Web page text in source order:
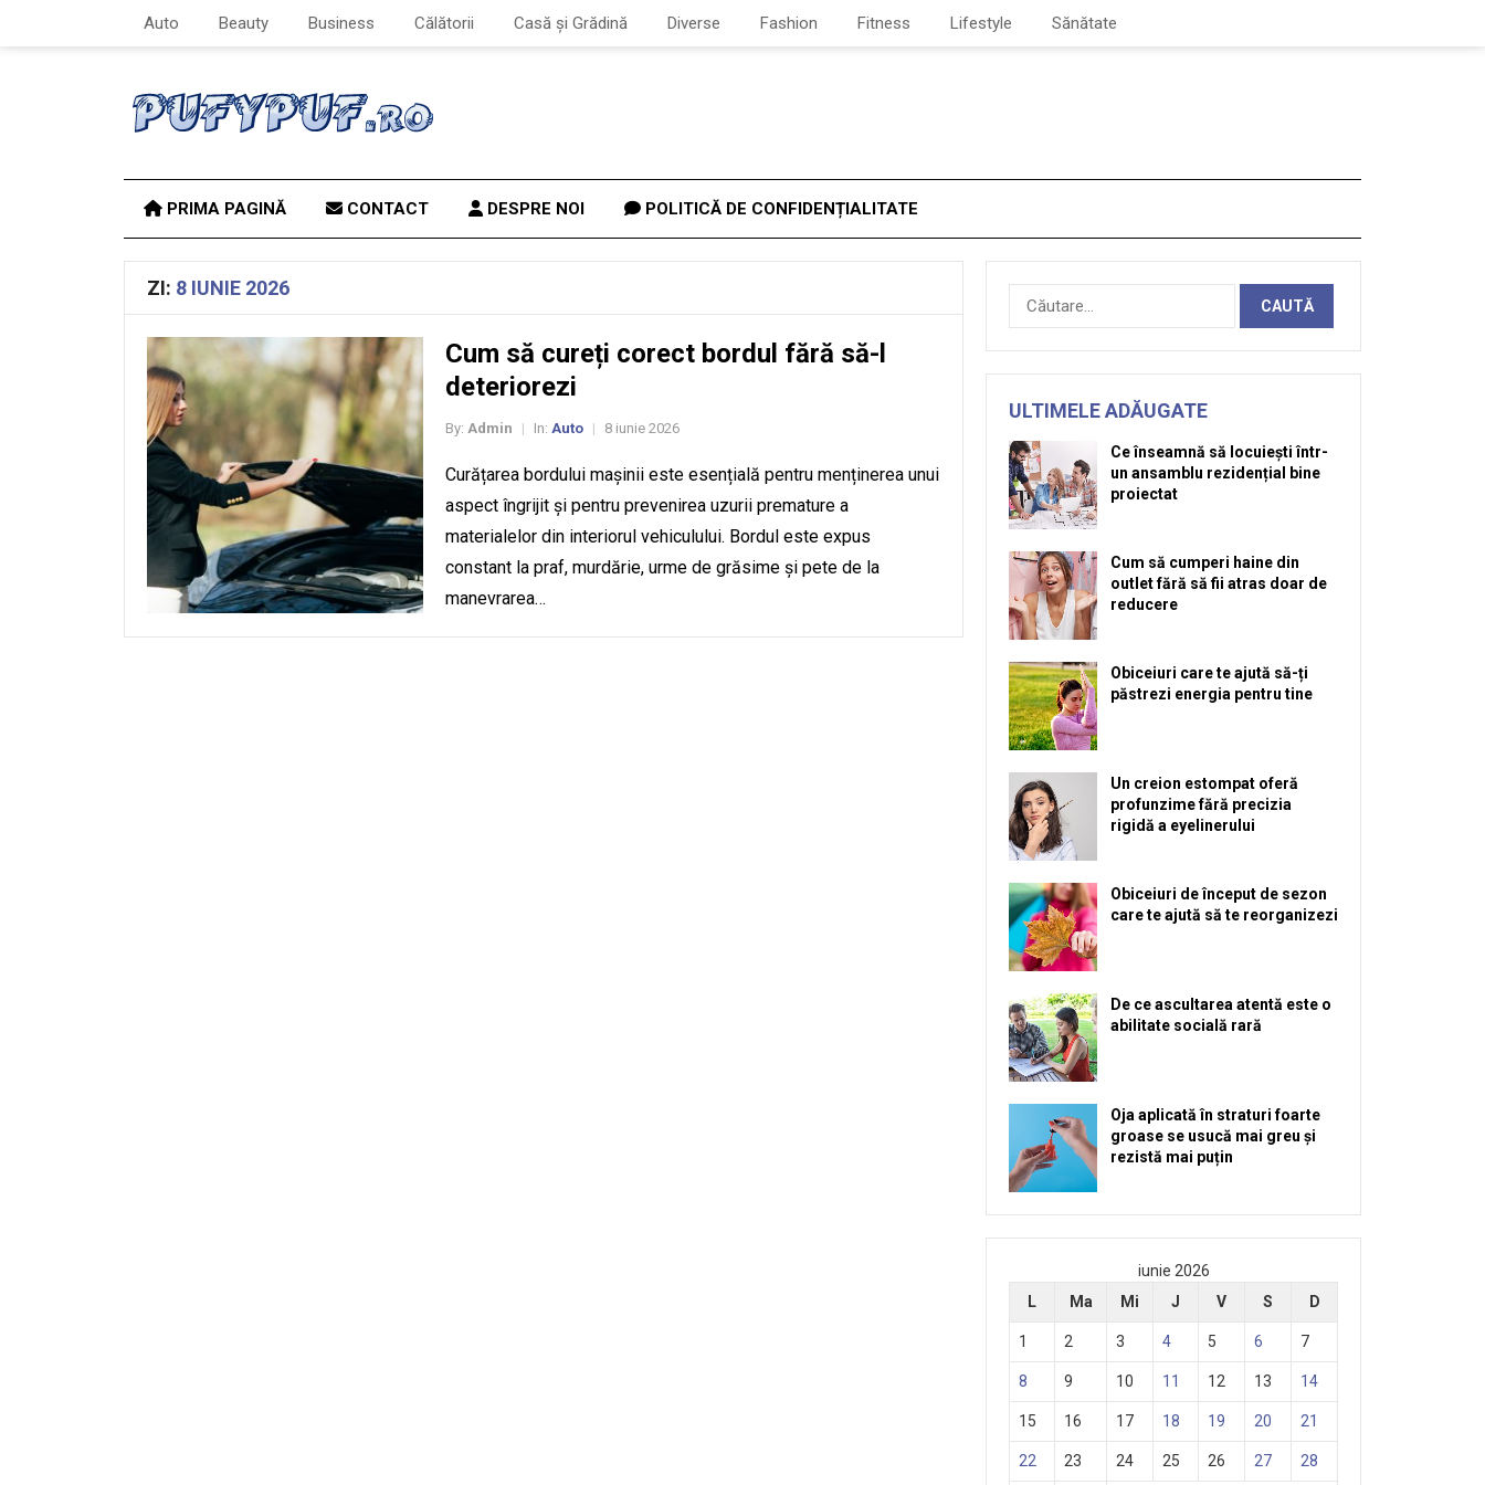
Auto Beauty Business Călătorii Casă și Grădină Diverse Fashion Fitness Lifestyle Sănătate
PRIMA PAGINĂ CONTACT DESPRE NOI POLITICĂ DE CONFIDENȚIALITATE
ZI: 8 IUNIE 2026
Cum să cureți corect bordul fără să-l
deteriorezi
By: Admin In: Auto 8 iunie 2026
Curățarea bordului mașinii este esențială pentru menținerea unui
aspect îngrijit și pentru prevenirea uzurii premature a
materialelor din interiorul vehiculului. Bordul este expus
constant la praf, murdărie, urme de grăsime și pete de la
manevrarea…
Caută
după:
ULTIMELE ADĂUGATE
Ce înseamnă să locuiești într-
un ansamblu rezidențial bine
proiectat
Cum să cumperi haine din
outlet fără să fii atras doar de
reducere
Obiceiuri care te ajută să-ți
păstrezi energia pentru tine
Un creion estompat oferă
profunzime fără precizia
rigidă a eyelinerului
Obiceiuri de început de sezon
care te ajută să te reorganizezi
De ce ascultarea atentă este o
abilitate socială rară
Oja aplicată în straturi foarte
groase se usucă mai greu și
rezistă mai puțin
iunie 2026
L
Ma Mi J V S D
1 2 3 4 5 6 7
8 9 10 11 12 13 14
15 16 17 18 19 20 21
22 23 24 25 26 27 28